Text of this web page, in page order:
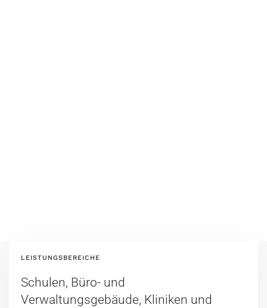
LEISTUNGSBEREICHE
Schulen, Büro- und
Verwaltungsgebäude, Kliniken und